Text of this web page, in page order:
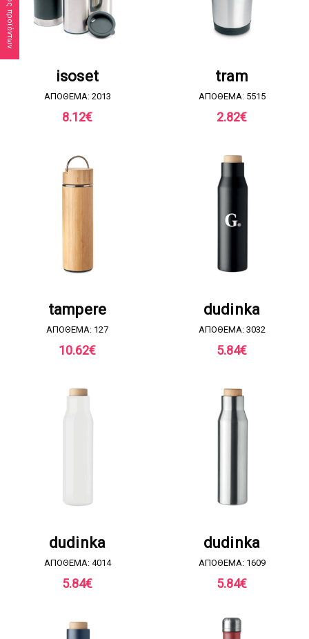
isoset
ΑΠΟΘΕΜΑ: 2013
8.12€
tram
ΑΠΟΘΕΜΑ: 5515
2.82€
tampere
ΑΠΟΘΕΜΑ: 127
10.62€
dudinka
ΑΠΟΘΕΜΑ: 3032
5.84€
dudinka
ΑΠΟΘΕΜΑ: 4014
5.84€
dudinka
ΑΠΟΘΕΜΑ: 1609
5.84€